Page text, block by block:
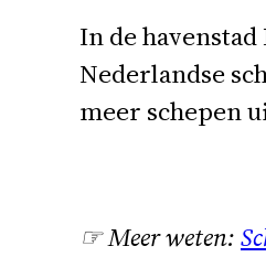
In de
Nederlandse
meer schepen
☞ Meer weten: